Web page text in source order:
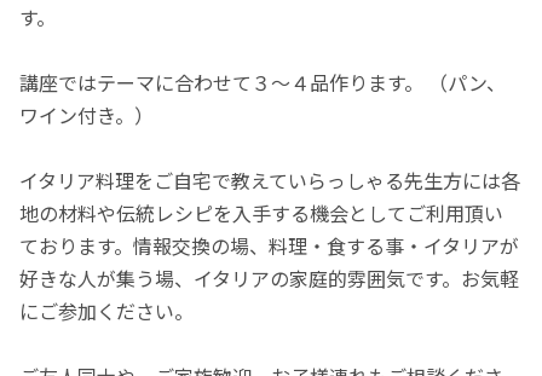
す。
講座ではテーマに合わせて３～４品作ります。 （パン、
ワイン付き。）
イタリア料理をご自宅で教えていらっしゃる先生方には各
地の材料や伝統レシピを入手する機会としてご利用頂い
ております。情報交換の場、料理・食する事・イタリアが
好きな人が集う場、イタリアの家庭的雰囲気です。お気軽
にご参加ください。